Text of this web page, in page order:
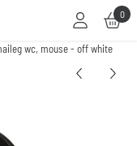
of sta alle cookies toe.0
wc, mouse - off white